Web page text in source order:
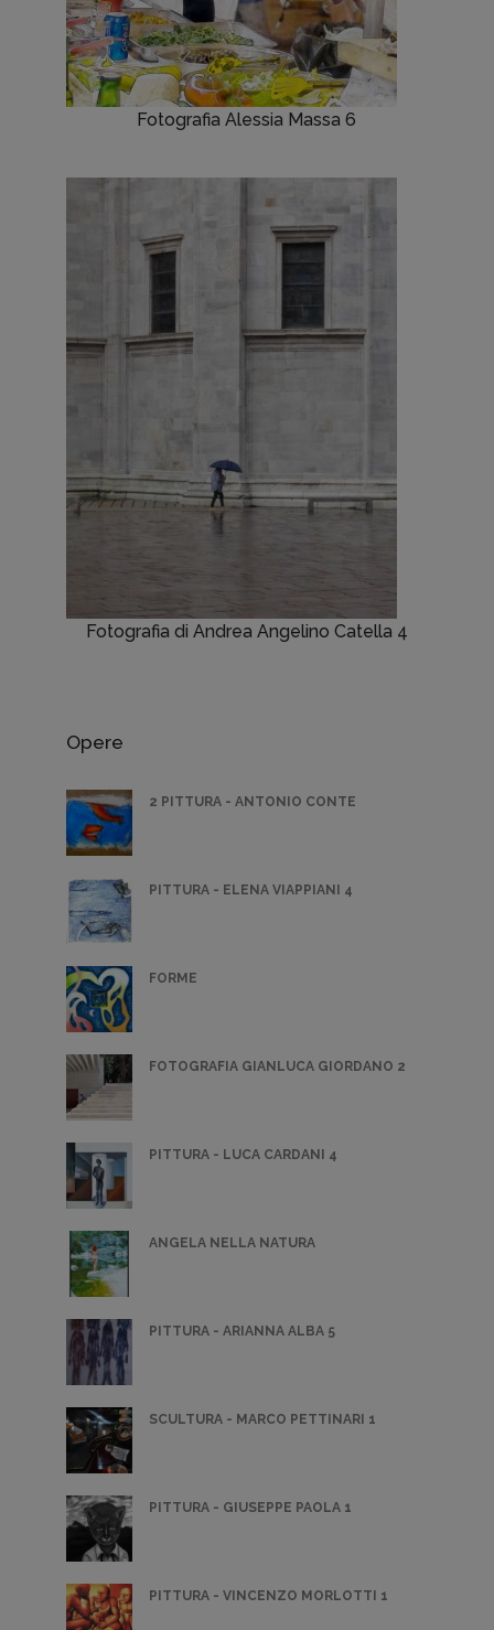
Fotografia Alessia Massa 6
Fotografia di Andrea Angelino Catella 4
Opere
2 PITTURA - ANTONIO CONTE
PITTURA - ELENA VIAPPIANI 4
FORME
FOTOGRAFIA GIANLUCA GIORDANO 2
PITTURA - LUCA CARDANI 4
ANGELA NELLA NATURA
PITTURA - ARIANNA ALBA 5
SCULTURA - MARCO PETTINARI 1
PITTURA - GIUSEPPE PAOLA 1
PITTURA - VINCENZO MORLOTTI 1